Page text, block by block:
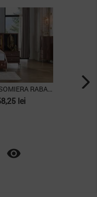
PAT TAPITAT CU LADA SI SOMIERA RABATABILA...
lei
